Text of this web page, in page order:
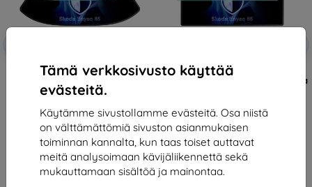
Tämä verkkosivusto käyttää
evästeitä.
Käytämme sivustollamme evästeitä. Osa niistä
on välttämättömiä sivuston asianmukaisen
toiminnan kannalta, kun taas toiset auttavat
meitä analysoimaan kävijäliikennettä sekä
mukauttamaan sisältöä ja mainontaa.
3mk TechWrap Matte Cluster
Protective film for Skoda Enyaq
85
34,10 €
Varastossa > 5 kpl
3mk TechWrap Matte Center
Display Protective film for Skoda
34,10 €
Varastossa > 5 kpl